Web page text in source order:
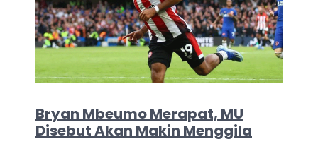
Bryan Mbeumo Merapat, MU
Disebut Akan Makin Menggila